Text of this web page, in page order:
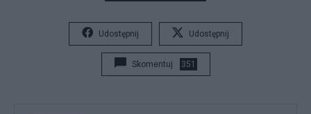
Udostępnij Udostępnij
Skomentuj 351